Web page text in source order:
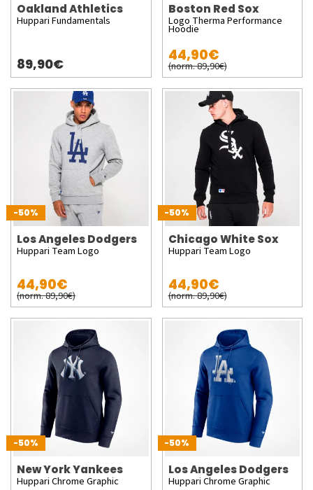
Oakland Athletics
Huppari Fundamentals
89,90€
Boston Red Sox
Logo Therma Performance
Hoodie
44,90€
(norm. 89,90€)
-50%
Los Angeles Dodgers
Huppari Team Logo
44,90€
(norm. 89,90€)
-50%
Chicago White Sox
Huppari Team Logo
44,90€
(norm. 89,90€)
-50%
New York Yankees
Huppari Chrome Graphic
-50%
Los Angeles Dodgers
Huppari Chrome Graphic